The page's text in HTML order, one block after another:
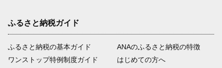
ふるさと納税ガイド
ふるさと納税の基本ガイド
ワンストップ特例制度ガイド
ANAのふるさと納税の特徴
はじめての方へ